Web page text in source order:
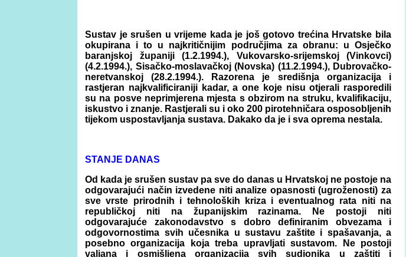
Sustav je srušen u vrijeme kada je još gotovo trećina Hrvatske bila
okupirana i to u najkritičnijim područjima za obranu: u Osječko
baranjskoj županiji (1.2.1994.), Vukovarsko-srijemskoj (Vinkovci)
(4.2.1994.), Sisačko-moslavačkoj (Novska) (11.2.1994.), Dubrovačko-
neretvanskoj (28.2.1994.). Razorena je središnja organizacija i
rastjeran najkvalificiraniji kadar, a one koje nisu otjerali rasporedili
su na posve neprimjerena mjesta s obzirom na struku, kvalifikaciju,
iskustvo i znanje. Rastjerali su i oko 200 pirotehničara osposobljenih
tijekom uspostavljanja sustava. Dakako da je i sva oprema nestala.
STANJE DANAS
Od kada je srušen sustav pa sve do danas u Hrvatskoj ne postoje na
odgovarajući način izvedene niti analize opasnosti (ugroženosti) za
sve vrste prirodnih i tehnoloških kriza i eventualnog rata niti na
republičkoj niti na županijskim razinama. Ne postoji niti
odgovarajuće zakonodavstvo s dobro definiranim obvezama i
odgovornostima svih učesnika u sustavu zaštite i spašavanja, a
posebno organizacija koja treba upravljati sustavom. Ne postoji
valjana i osmišljena organizacija svih sudionika u zaštiti i